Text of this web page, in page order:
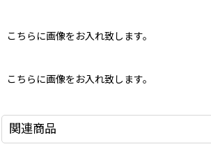
こちらに画像をお入れ致します。
こちらに画像をお入れ致します。
関連商品